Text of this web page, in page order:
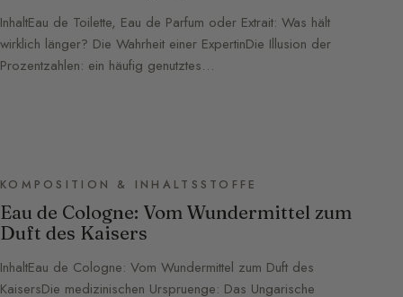
InhaltEau de Toilette, Eau de Parfum oder Extrait: Was hält
wirklich länger? Die Wahrheit einer ExpertinDie Illusion der
Prozentzahlen: ein häufig genutztes…
KOMPOSITION & INHALTSSTOFFE
Eau de Cologne: Vom Wundermittel zum
Duft des Kaisers
InhaltEau de Cologne: Vom Wundermittel zum Duft des
KaisersDie medizinischen Urspruenge: Das Ungarische